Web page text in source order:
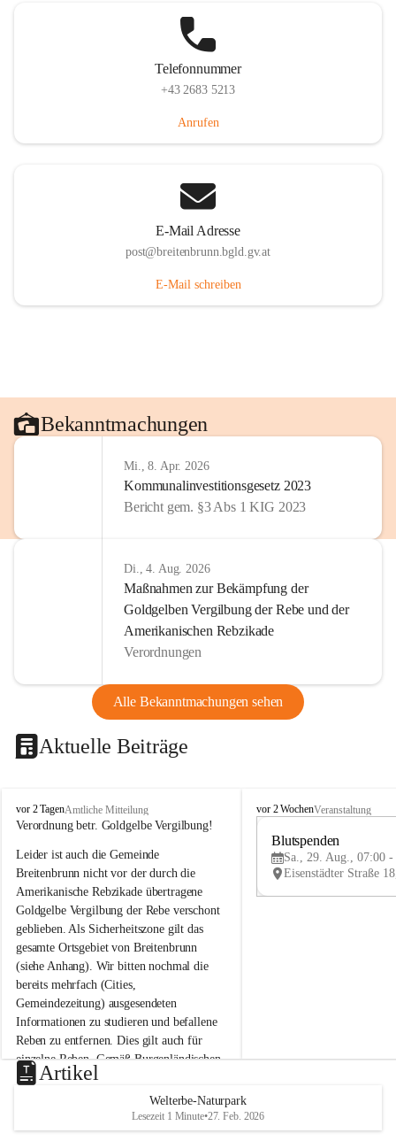
Telefonnummer
+43 2683 5213
Anrufen
E-Mail Adresse
post@breitenbrunn.bgld.gv.at
E-Mail schreiben
Bekanntmachungen
Mi., 8. Apr. 2026
Kommunalinvestitionsgesetz 2023
Bericht gem. §3 Abs 1 KIG 2023
Di., 4. Aug. 2026
Maßnahmen zur Bekämpfung der
Goldgelben Vergilbung der Rebe und der
Amerikanischen Rebzikade
Verordnungen
Alle Bekanntmachungen sehen
Aktuelle Beiträge
B
r
i
t
e
n
b
r
u
n
n
a
m
N
e
u
s
d
vor 2 TagenAmtliche Mitteilung
Verordnung betr. Goldgelbe Vergilbung!
Leider ist auch die Gemeinde
Breitenbrunn nicht vor der durch die
Amerikanische Rebzikade übertragene
Goldgelbe Vergilbung der Rebe verschont
geblieben. Als Sicherheitszone gilt das
gesamte Ortsgebiet von Breitenbrunn
(siehe Anhang). Wir bitten nochmal die
bereits mehrfach (Cities,
Gemeindezeitung) ausgesendeten
Informationen zu studieren und befallene
Reben zu entfernen. Dies gilt auch für
einzelne Reben. Gemäß Burgenländischen
Weinbaugesetz sind nicht gepflegte oder
unzulässige Weingärten zu roden! Bitte
helfen wir zusammen um unsere Winzer
vor den prognostizierten Ernteausfällen
B
e
u
e
d
vor 2 WochenVeranstaltung
Blutspenden
Sa., 29. Aug., 07:00 -
Artikel
Welterbe-Naturpark
Lesezeit 1 Minute•27. Feb. 2026